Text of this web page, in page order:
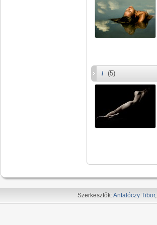
/ (5)
Szerkesztők:Antalóczy Tibor,